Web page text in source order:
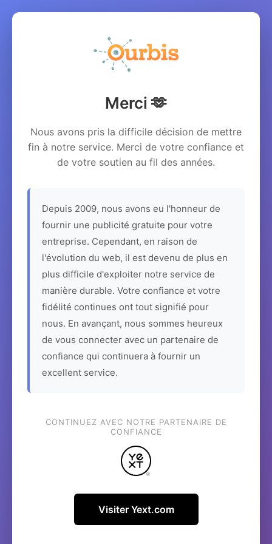
Merci 🫶
Nous avons pris la difficile décision de mettre
fin à notre service. Merci de votre confiance et
de votre soutien au fil des années.
Depuis 2009, nous avons eu l'honneur de
fournir une publicité gratuite pour votre
entreprise. Cependant, en raison de
l'évolution du web, il est devenu de plus en
plus difficile d'exploiter notre service de
manière durable. Votre confiance et votre
fidélité continues ont tout signifié pour
nous. En avançant, nous sommes heureux
de vous connecter avec un partenaire de
confiance qui continuera à fournir un
excellent service.
CONTINUEZ AVEC NOTRE PARTENAIRE DE
CONFIANCE
Visiter Yext.com